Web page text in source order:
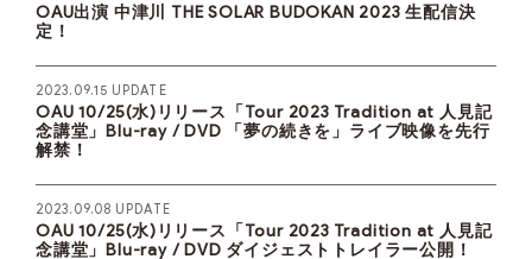
OAU出演 中津川 THE SOLAR BUDOKAN 2023 生配信決
定！
2023.09.15 UPDATE
OAU 10/25(水)リリース「Tour 2023 Tradition at 人見記
念講堂」Blu-ray / DVD 「夢の続きを」ライブ映像を先行
解禁！
2023.09.08 UPDATE
OAU 10/25(水)リリース「Tour 2023 Tradition at 人見記
念講堂」Blu-ray / DVD ダイジェストトレイラー公開！